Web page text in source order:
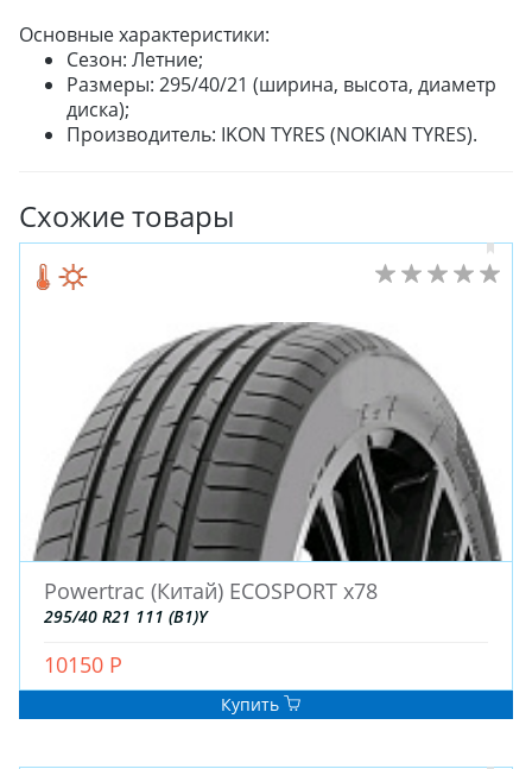
ЗИМНИЕ
ЛЕТНИЕ
ВСЕСЕЗОННЫЕ
ДЛЯ ГРУЗОВЫХ АВТО
Основные характеристики:
Сезон: Летние;
Размеры: 295/40/21 (ширина, высота, диаметр
диска);
Производитель: IKON TYRES (NOKIAN TYRES).
Схожие товары
Powertrac (Китай) ECOSPORT x78
295/40 R21 111 (B1)Y
10150 Р
Купить